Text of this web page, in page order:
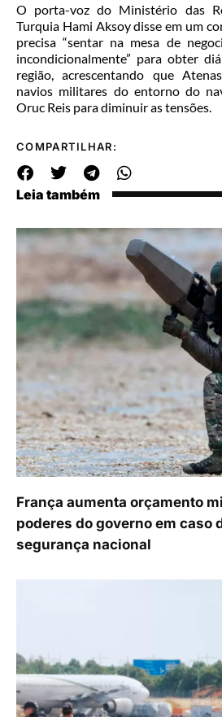
O porta-voz do Ministério das
Turquia Hami Aksoy disse em um
precisa “sentar na mesa de
incondicionalmente” para obter
região, acrescentando que
navios militares do entorno do
Oruc Reis para diminuir as tensões.
COMPARTILHAR:
Leia também
França aumenta orçamento
poderes do governo em caso
segurança nacional